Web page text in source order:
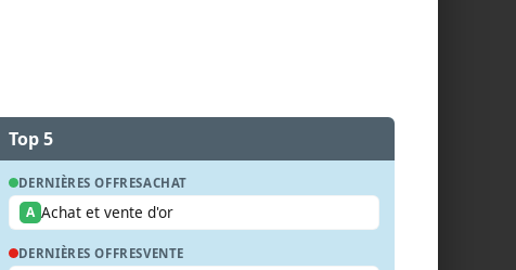
Top 5
DERNIÈRES OFFRESACHAT
A Achat et vente d'or
DERNIÈRES OFFRESVENTE